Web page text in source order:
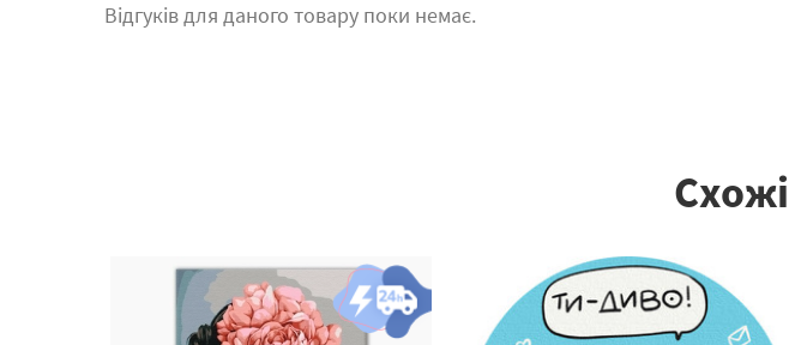
Відгуків для даного товару поки немає.